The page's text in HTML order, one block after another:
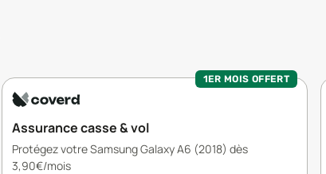
1ER MOIS OFFERT
Assurance casse & vol
Protégez votre Samsung Galaxy A6 (2018) dès
3,90€/mois